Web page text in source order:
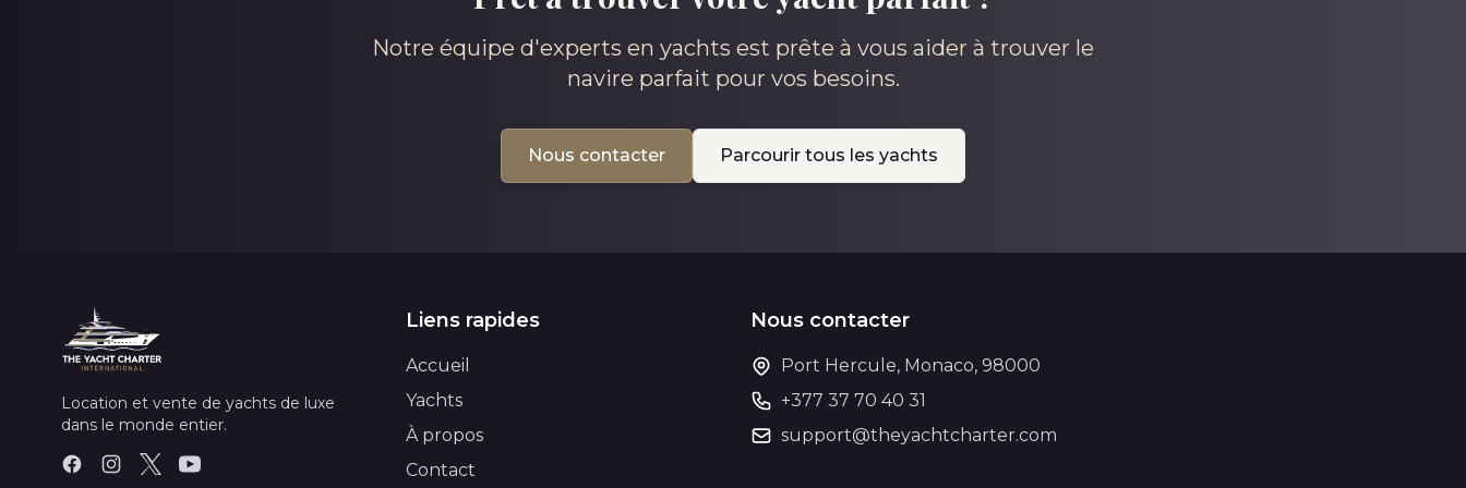
Notre équipe d'experts en yachts est prête à vous aider à trouver le
navire parfait pour vos besoins.
Nous contacter Parcourir tous les yachts
Location et vente de yachts de luxe
dans le monde entier.
Liens rapides
Accueil
Yachts
À propos
Contact
Nous contacter
Port Hercule, Monaco, 98000
+377 37 70 40 31
support@theyachtcharter.com